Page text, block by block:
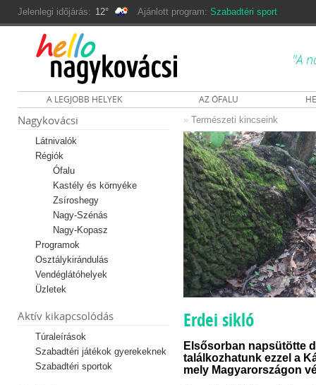
Jelenlegi időjárás: 12° Ajánlott program: Szabadtéri sport
"A
A LEGJOBB HELYEK AZ ÓFALU
Nagykovácsi
Látnivalók
Régiók
Ófalu
Kastély és környéke
Zsíroshegy
Nagy-Szénás
Nagy-Kopasz
Programok
Osztálykirándulás
Vendéglátóhelyek
Üzletek
Aktív kikapcsolódás
Túraleírások
Szabadtéri játékok gyerekeknek
Szabadtéri sportok
» Természeti kincseink
Erdei sikló
Elsősorban napsütötte
találkozhatunk ezzel a
mely Magyarországon